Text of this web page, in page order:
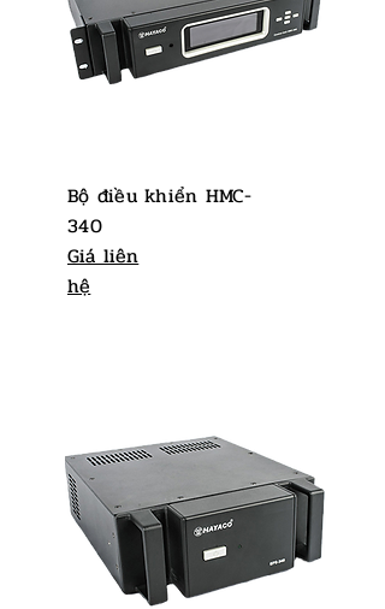
Bộ điều khiển HMC-
340
Giá liên
hệ